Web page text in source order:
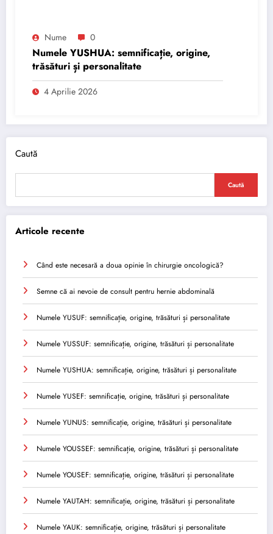
Nume 0
Numele YUSHUA: semnificație, origine,
trăsături și personalitate
4 Aprilie 2026
Caută
Caută
Articole recente
Când este necesară a doua opinie în chirurgie oncologică?
Semne că ai nevoie de consult pentru hernie abdominală
Numele YUSUF: semnificație, origine, trăsături și personalitate
Numele YUSSUF: semnificație, origine, trăsături și personalitate
Numele YUSHUA: semnificație, origine, trăsături și personalitate
Numele YUSEF: semnificație, origine, trăsături și personalitate
Numele YUNUS: semnificație, origine, trăsături și personalitate
Numele YOUSSEF: semnificație, origine, trăsături și personalitate
Numele YOUSEF: semnificație, origine, trăsături și personalitate
Numele YAUTAH: semnificație, origine, trăsături și personalitate
Numele YAUK: semnificație, origine, trăsături și personalitate